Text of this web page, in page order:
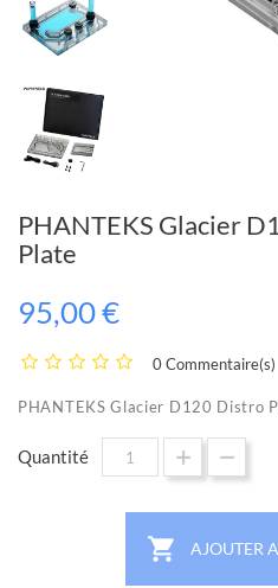
PHANTEKS Glacier
Plate
95,00 €
0 Commentaire(s)
PHANTEKS Glacier D120 Distro
Quantité
 AJOUTER